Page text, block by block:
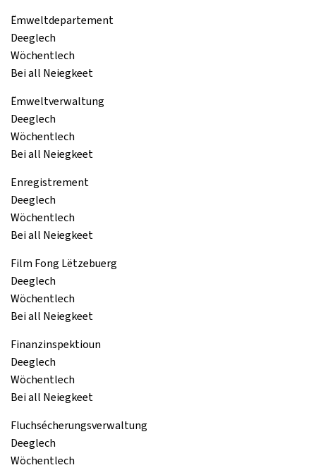
Ëmweltdepartement
Deeglech
Wöchentlech
Bei all Neiegkeet
Ëmweltverwaltung
Deeglech
Wöchentlech
Bei all Neiegkeet
Enregistrement
Deeglech
Wöchentlech
Bei all Neiegkeet
Film Fong Lëtzebuerg
Deeglech
Wöchentlech
Bei all Neiegkeet
Finanzinspektioun
Deeglech
Wöchentlech
Bei all Neiegkeet
Fluchsécherungsverwaltung
Deeglech
Wöchentlech